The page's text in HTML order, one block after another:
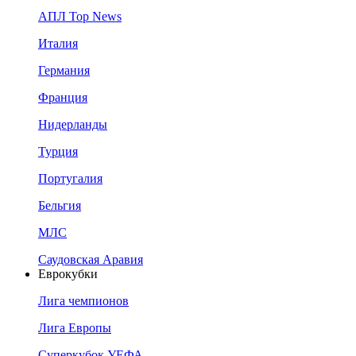
АПЛ Top News
Италия
Германия
Франция
Нидерланды
Турция
Португалия
Бельгия
МЛС
Саудовская Аравия
Еврокубки
Лига чемпионов
Лига Европы